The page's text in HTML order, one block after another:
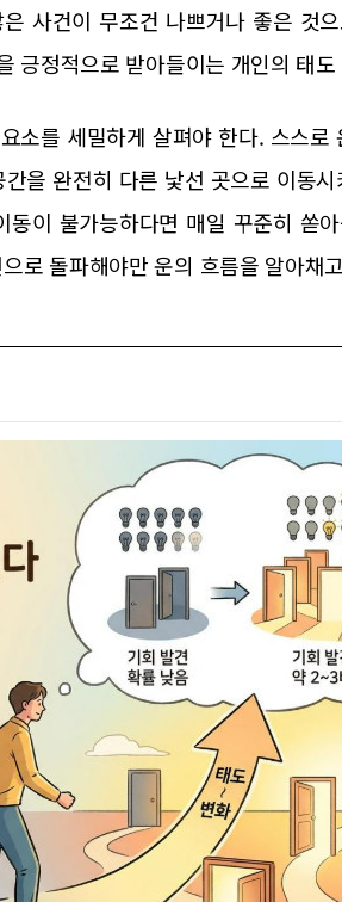
사건이 무조건 나쁘거나 좋은 것
긍정적으로 받아들이는 개인의 태
소를 세밀하게 살펴야 한다. 스스로
을 완전히 다른 낯선 곳으로 이동
이 불가능하다면 매일 꾸준히 쏟
로 돌파해야만 운의 흐름을 알아채